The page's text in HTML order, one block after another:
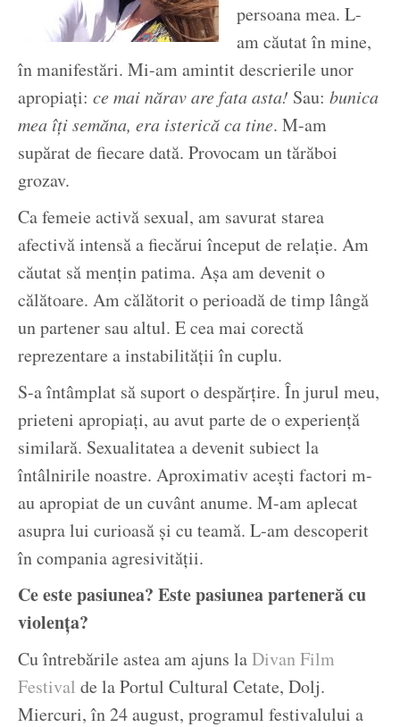
persoana mea. L-
am căutat în mine,
în manifestări. Mi-am amintit descrierile unor
apropiați: ce mai nărav are fata asta! Sau: bunica
mea îți semăna, era isterică ca tine. M-am
supărat de fiecare dată. Provocam un tărăboi
grozav.
Ca femeie activă sexual, am savurat starea
afectivă intensă a fiecărui început de relație. Am
căutat să mențin patima. Așa am devenit o
călătoare. Am călătorit o perioadă de timp lângă
un partener sau altul. E cea mai corectă
reprezentare a instabilității în cuplu.
S-a întâmplat să suport o despărțire. În jurul meu,
prieteni apropiați, au avut parte de o experiență
similară. Sexualitatea a devenit subiect la
întâlnirile noastre. Aproximativ acești factori m-
au apropiat de un cuvânt anume. M-am aplecat
asupra lui curioasă și cu teamă. L-am descoperit
în compania agresivității.
Ce este pasiunea? Este pasiunea parteneră cu
violența?
Cu întrebările astea am ajuns laDivan Film
Festival de la Portul Cultural Cetate, Dolj.
Miercuri, în 24 august, programul festivalului a